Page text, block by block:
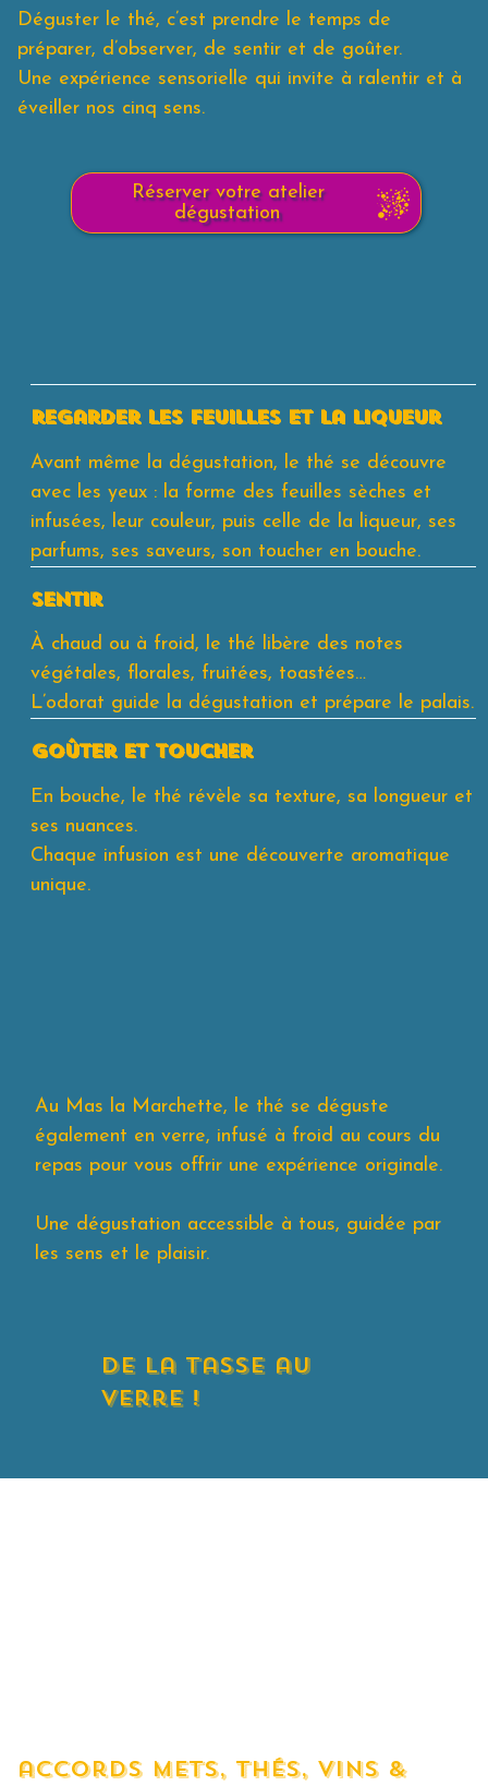
Déguster le thé, c’est prendre le temps de
préparer, d’observer, de sentir et de goûter.
Une expérience sensorielle qui invite à ralentir et à
éveiller nos cinq sens.
Réserver votre atelier
dégustation
regarder les feuilles et la liqueur
Avant même la dégustation, le thé se découvre
avec les yeux : la forme des feuilles sèches et
infusées, leur couleur, puis celle de la liqueur, ses
parfums, ses saveurs, son toucher en bouche.
sentir
À chaud ou à froid, le thé libère des notes
végétales, florales, fruitées, toastées…
L’odorat guide la dégustation et prépare le palais.
goûter et toucher
En bouche, le thé révèle sa texture, sa longueur et
ses nuances.
Chaque infusion est une découverte aromatique
unique.
Au Mas la Marchette, le thé se déguste
également en verre, infusé à froid au cours du
repas pour vous offrir une expérience originale.
Une dégustation accessible à tous, guidée par
les sens et le plaisir.
De la tasse au
verre !
accords mets, thés, vins &